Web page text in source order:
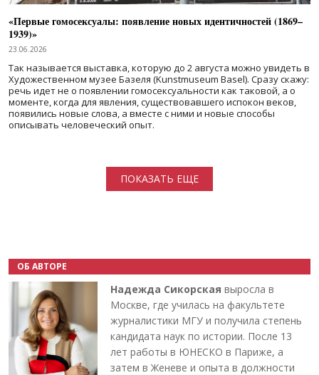
«Первые гомосексуалы: появление новых идентичностей (1869–
1939)»
23.06.2026
Так называется выставка, которую до 2 августа можно увидеть в
Художественном музее Базеля (Kunstmuseum Basel). Сразу скажу:
речь идет не о появлении гомосексуальности как таковой, а о
моменте, когда для явления, существовавшего испокон веков,
появились новые слова, а вместе с ними и новые способы
описывать человеческий опыт.
ПОКАЗАТЬ ЕЩЕ
ОБ АВТОРЕ
Надежда Сикорская выросла в
Москве, где училась на факультете
журналистики МГУ и получила степень
кандидата наук по истории. После 13
лет работы в ЮНЕСКО в Париже, а
затем в Женеве и опыта в должности